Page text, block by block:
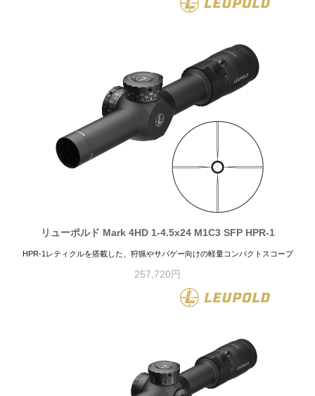
リューポルド Mark 4HD 1-4.5x24 M1C3 SFP HPR-1
HPR-1レティクルを搭載した、狩猟やサバゲー向けの軽量コンパクトスコープ
257,720円